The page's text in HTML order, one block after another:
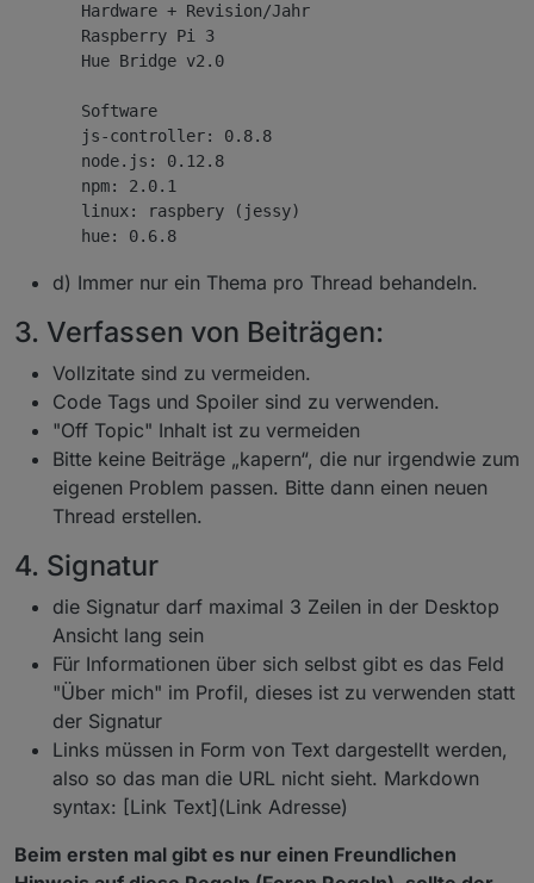
       Hardware + Revision/Jahr
       Raspberry Pi 3
       Hue Bridge v2.0
       Software
       js-controller: 0.8.8
       node.js: 0.12.8
       npm: 2.0.1
       linux: raspbery (jessy)
d) Immer nur ein Thema pro Thread behandeln.
3. Verfassen von Beiträgen:
Vollzitate sind zu vermeiden.
Code Tags und Spoiler sind zu verwenden.
"Off Topic" Inhalt ist zu vermeiden
Bitte keine Beiträge „kapern“, die nur irgendwie zum
eigenen Problem passen. Bitte dann einen neuen
Thread erstellen.
4. Signatur
die Signatur darf maximal 3 Zeilen in der Desktop
Ansicht lang sein
Für Informationen über sich selbst gibt es das Feld
"Über mich" im Profil, dieses ist zu verwenden statt
der Signatur
Links müssen in Form von Text dargestellt werden,
also so das man die URL nicht sieht. Markdown
syntax: [Link Text](Link Adresse)
Beim ersten mal gibt es nur einen Freundlichen